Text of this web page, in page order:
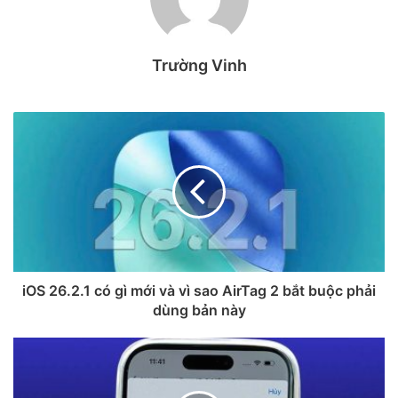
khi phát hành, “Táo khuyết” đã âm thầm dừng cấp phép
từ chối ngay cả khi máy đã báo có cập nhật.
Nguyên nhân chỉ được hé lộ khiTelstra– nhà mạng viễn
thông lớn nhất tại Úc – đưa ra cảnh báo khẩn cấp. Theo tài
liệu từ nhà mạng này, các bản cập nhật ban đầu chứa một
lỗi xung đột hệ thống nghiêm trọng, khiến thiết bị:
Mất hoàn toàn kết nối mạng di động.
Không thể thực hiện hoặc nhận cuộc gọi.
Đặc biệt nguy hiểm: Không thể gọi đến các đầu số
khẩn cấp (như 911, 113, 000).
✅ Tình hình hiện tại: Đã có bản vá an
toàn cho hầu hết thiết bị
Trường Vinh
iOS 26.2.1 có gì mới và vì sao AirTag 2 bắt buộc phải
dùng bản này